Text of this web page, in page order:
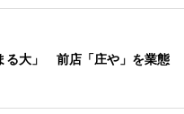
る大」 前店「庄や」を業態